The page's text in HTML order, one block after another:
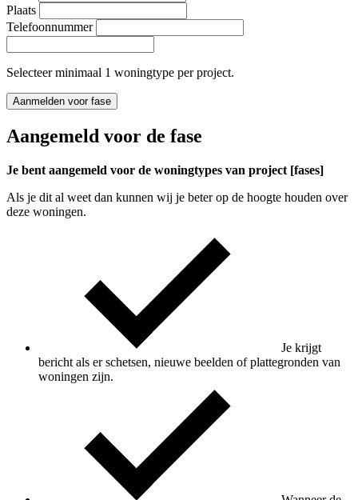
Plaats
Telefoonnummer
Selecteer minimaal 1 woningtype per project.
Aanmelden voor fase
Aangemeld voor de fase
Je bent aangemeld voor de woningtypes van project [fases]
Als je dit al weet dan kunnen wij je beter op de hoogte houden over
deze woningen.
Je krijgt
bericht als er schetsen, nieuwe beelden of plattegronden van
woningen zijn.